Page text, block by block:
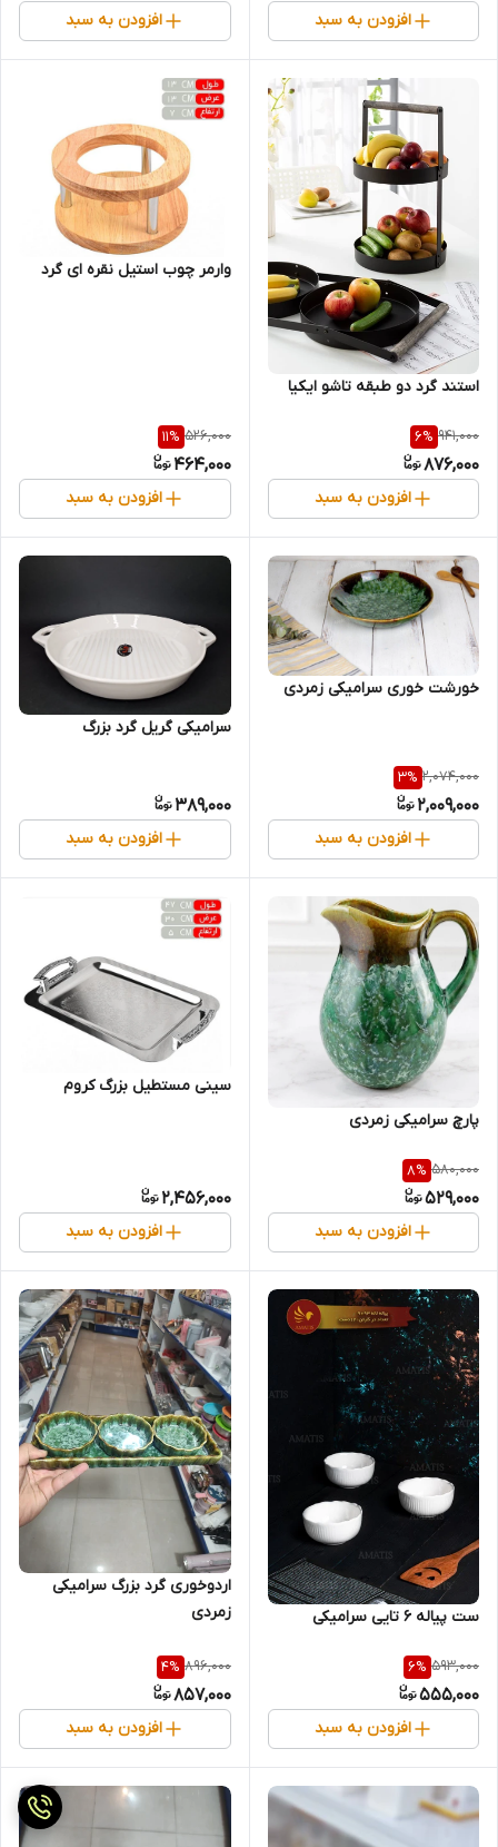
افزودن به سبد افزودن به سبد
استند گرد دو طبقه تاشو ایکیا
941,000
6%
876,000
افزودن به سبد
وارمر چوب استیل نقره ای گرد
526,000
11%
464,000
افزودن به سبد
خورشت خوری سرامیکی زمردی
2,074,000
3%
2,009,000
افزودن به سبد
سرامیکی گریل گرد بزرگ
389,000
افزودن به سبد
پارچ سرامیکی زمردی
580,000
8%
529,000
افزودن به سبد
سینی مستطیل بزرگ کروم
2,456,000
افزودن به سبد
ست پیاله 6 تایی سرامیکی
593,000
6%
555,000
افزودن به سبد
اردوخوری گرد بزرگ سرامیکی
زمردی
896,000
4%
857,000
افزودن به سبد